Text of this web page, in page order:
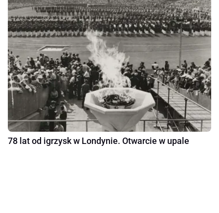
78 lat od igrzysk w Londynie. Otwarcie w upale